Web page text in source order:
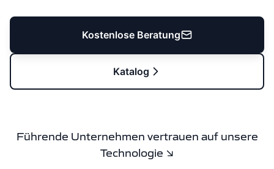
Kostenlose Beratung
Katalog
Führende Unternehmen vertrauen auf unsere
Technologie ↘